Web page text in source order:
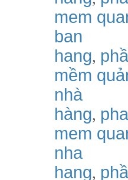
mem
ban
hang,
mềm
nhà
hàng,
mem
nha
hang,